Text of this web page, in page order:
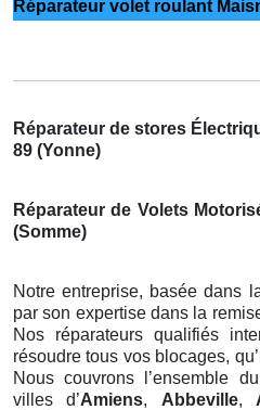
Réparateur volet roulant
Réparateur de stores
89 (Yonne)
Réparateur de Volets
(Somme)
Notre entreprise, basée dans
par son expertise dans la
Nos réparateurs qualifiés
résoudre tous vos blocages,
Nous couvrons l’ensemble
villes d’Amiens, Abbeville,